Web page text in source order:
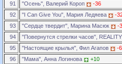
91
"Осень", Валерий Короп
-36
92
"I Can Give You", Мария Ледяева
-
93
"Сердце твердит", Марина Масюк
-
94
"Повернутся стрелки часов",
95
"Настоящие крылья", Фил Агапов
-
96
"Мама", Анна Логинова
+10